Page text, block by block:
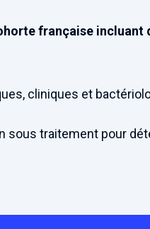
française incluant
cliniques et
sous traitement pour